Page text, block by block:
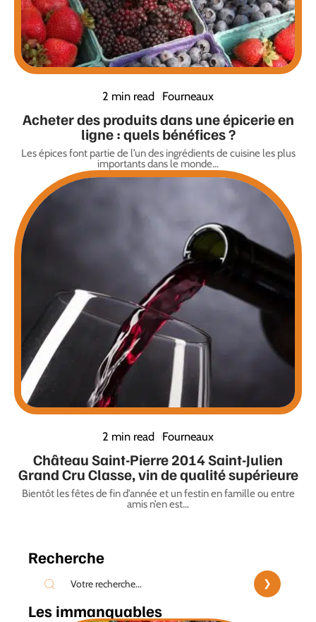
2 min read Fourneaux
Acheter des produits dans une épicerie en
ligne : quels bénéfices ?
Les épices font partie de l’un des ingrédients de cuisine les plus
importants dans le monde…
2 min read Fourneaux
Château Saint-Pierre 2014 Saint-Julien
Grand Cru Classe, vin de qualité supérieure
Bientôt les fêtes de fin d’année et un festin en famille ou entre
amis n’en est…
Recherche
Les immanquables